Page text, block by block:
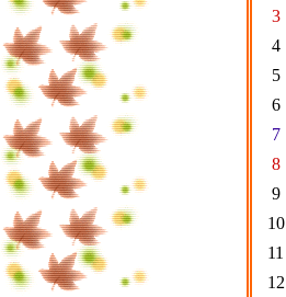
3
4
5
6
7
8
9
10
11
12